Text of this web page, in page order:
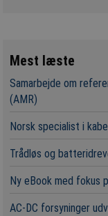
Mest læste
Samarbejde om
(AMR)
Norsk specialist i
Trådløs og
Ny eBook med fokus
AC-DC forsyninger